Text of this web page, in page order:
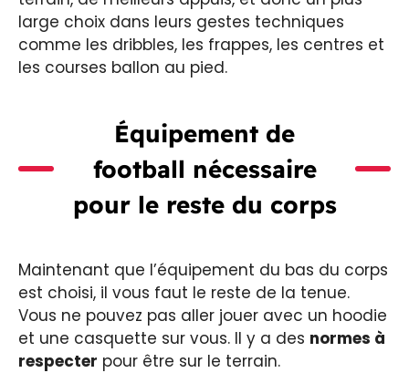
large choix dans leurs gestes techniques
comme les dribbles, les frappes, les centres et
les courses ballon au pied.
Équipement de
football nécessaire
pour le reste du corps
Maintenant que l’équipement du bas du corps
est choisi, il vous faut le reste de la tenue.
Vous ne pouvez pas aller jouer avec un hoodie
et une casquette sur vous. Il y a des normes à
respecter pour être sur le terrain.